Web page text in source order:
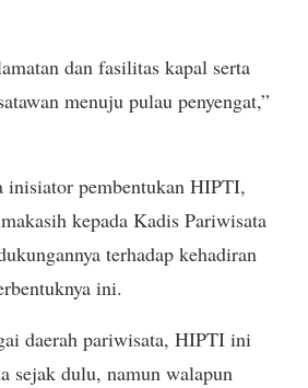
dan fasilitas kapal serta
menuju pulau penyengat,”
inisiator pembentukan HIPTI,
kepada Kadis Pariwisata
terhadap kehadiran
ini.
daerah pariwisata, HIPTI ini
sejak dulu, namun walapun